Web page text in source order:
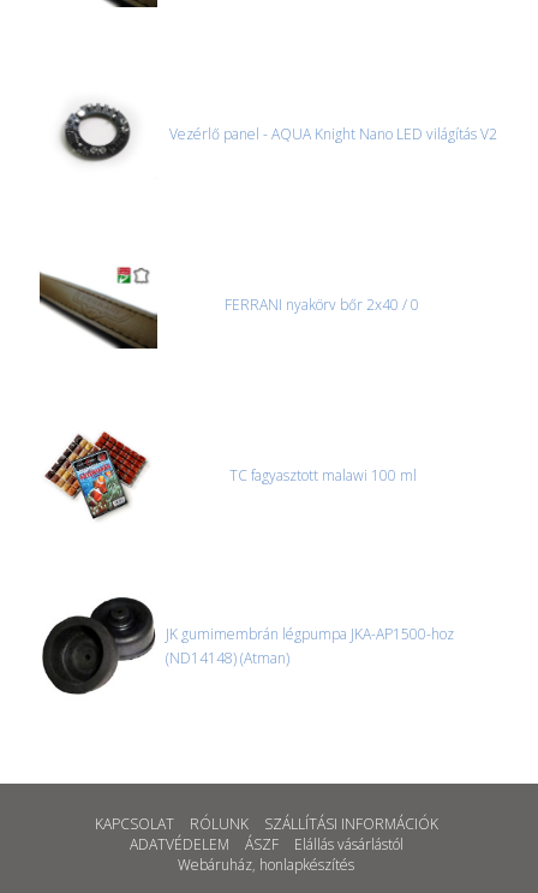
Vezérlő panel - AQUA Knight Nano LED világítás V2
FERRANI nyakörv bőr 2x40 / 0
TC fagyasztott malawi 100 ml
JK gumimembrán légpumpa JKA-AP1500-hoz
(ND14148) (Atman)
KAPCSOLAT RÓLUNK
SZÁLLÍTÁSI INFORMÁCIÓK
ADATVÉDELEM
ÁSZF
Elállás vásárlástól
Webáruház, honlapkészítés